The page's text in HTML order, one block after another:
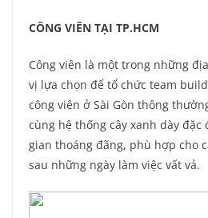
CÔNG VIÊN TẠI TP.HCM
Công viên là một trong những
vị lựa chọn để tổ chức team
công viên ở Sài Gòn thông
cùng hệ thống cây xanh dày đặc
gian thoáng đãng, phù hợp cho
sau những ngày làm việc vất vả.